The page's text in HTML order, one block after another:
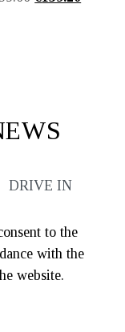
to the
with the
website.